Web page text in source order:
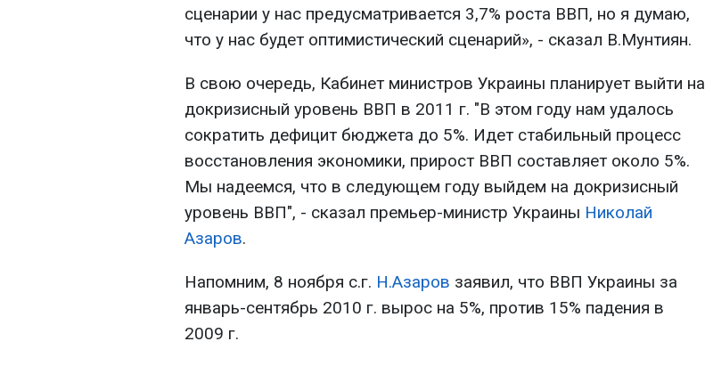
сценарии у нас предусматривается 3,7% роста ВВП, но я думаю,
что у нас будет оптимистический сценарий», - сказал В.Мунтиян.
В свою очередь, Кабинет министров Украины планирует выйти на
докризисный уровень ВВП в 2011 г. "В этом году нам удалось
сократить дефицит бюджета до 5%. Идет стабильный процесс
восстановления экономики, прирост ВВП составляет около 5%.
Мы надеемся, что в следующем году выйдем на докризисный
уровень ВВП", - сказал премьер-министр Украины Николай
Азаров.
Напомним, 8 ноября с.г. Н.Азаров заявил, что ВВП Украины за
январь-сентябрь 2010 г. вырос на 5%, против 15% падения в
2009 г.